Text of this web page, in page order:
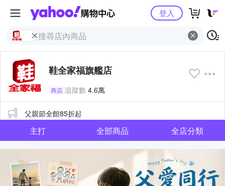
Yahoo購物中心
登入
鞋全家福旗艦店
商店 追蹤數 4.6萬
公告
父親節全館85折起
主打 全部商品 全店分類